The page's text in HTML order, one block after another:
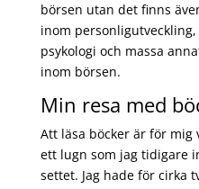
börsen utan det finns
inom
psykologi och massa
inom börsen.
Min resa med
Att läsa böcker är för mig
ett lugn som jag tidigare
settet. Jag hade för cirka